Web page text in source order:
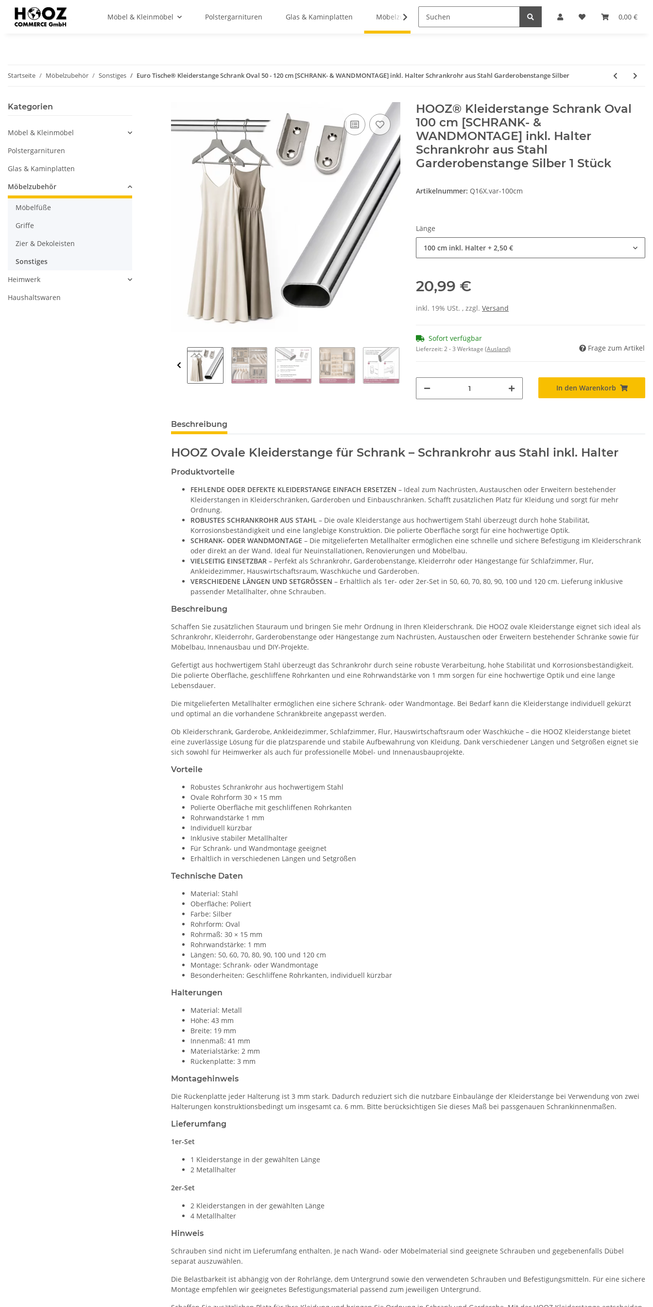
0,00 €
Möbel & Kleinmöbel Polstergarnituren Glas & Kaminplatten Möbelzubehör Haushaltswaren
Startseite Möbelzubehör Sonstiges Euro Tische® Kleiderstange Schrank Oval 50 - 120 cm [SCHRANK- & WANDMONTAGE] inkl. Halter Schrankrohr aus Stahl Garderobenstange Silber
HOOZ® Kleiderstange Schrank Oval
100 cm [SCHRANK- &
WANDMONTAGE] inkl. Halter
Schrankrohr aus Stahl
Garderobenstange Silber 1 Stück
Artikelnummer: Q16X.var-100cm
Länge
100 cm inkl. Halter + 2,50 €
20,99 €
inkl. 19% USt. , zzgl. Versand
Sofort verfügbar
Lieferzeit:2 - 3 Werktage (Ausland) Frage zum Artikel
In den Warenkorb
Beschreibung
HOOZ Ovale Kleiderstange für Schrank – Schrankrohr aus Stahl inkl. Halter
Produktvorteile
FEHLENDE ODER DEFEKTE KLEIDERSTANGE EINFACH ERSETZEN – Ideal zum Nachrüsten, Austauschen oder Erweitern bestehender
Kleiderstangen in Kleiderschränken, Garderoben und Einbauschränken. Schafft zusätzlichen Platz für Kleidung und sorgt für mehr
Ordnung.
ROBUSTES SCHRANKROHR AUS STAHL – Die ovale Kleiderstange aus hochwertigem Stahl überzeugt durch hohe Stabilität,
Korrosionsbeständigkeit und eine langlebige Konstruktion. Die polierte Oberfläche sorgt für eine hochwertige Optik.
SCHRANK- ODER WANDMONTAGE – Die mitgelieferten Metallhalter ermöglichen eine schnelle und sichere Befestigung im Kleiderschrank
oder direkt an der Wand. Ideal für Neuinstallationen, Renovierungen und Möbelbau.
VIELSEITIG EINSETZBAR – Perfekt als Schrankrohr, Garderobenstange, Kleiderrohr oder Hängestange für Schlafzimmer, Flur,
Ankleidezimmer, Hauswirtschaftsraum, Waschküche und Garderoben.
VERSCHIEDENE LÄNGEN UND SETGRÖSSEN – Erhältlich als 1er- oder 2er-Set in 50, 60, 70, 80, 90, 100 und 120 cm. Lieferung inklusive
passender Metallhalter, ohne Schrauben.
Beschreibung
Schaffen Sie zusätzlichen Stauraum und bringen Sie mehr Ordnung in Ihren Kleiderschrank. Die HOOZ ovale Kleiderstange eignet sich ideal als
Schrankrohr, Kleiderrohr, Garderobenstange oder Hängestange zum Nachrüsten, Austauschen oder Erweitern bestehender Schränke sowie für
Möbelbau, Innenausbau und DIY-Projekte.
Gefertigt aus hochwertigem Stahl überzeugt das Schrankrohr durch seine robuste Verarbeitung, hohe Stabilität und Korrosionsbeständigkeit.
Die polierte Oberfläche, geschliffene Rohrkanten und eine Rohrwandstärke von 1 mm sorgen für eine hochwertige Optik und eine lange
Lebensdauer.
Die mitgelieferten Metallhalter ermöglichen eine sichere Schrank- oder Wandmontage. Bei Bedarf kann die Kleiderstange individuell gekürzt
und optimal an die vorhandene Schrankbreite angepasst werden.
Ob Kleiderschrank, Garderobe, Ankleidezimmer, Schlafzimmer, Flur, Hauswirtschaftsraum oder Waschküche – die HOOZ Kleiderstange bietet
eine zuverlässige Lösung für die platzsparende und stabile Aufbewahrung von Kleidung. Dank verschiedener Längen und Setgrößen eignet sie
sich sowohl für Heimwerker als auch für professionelle Möbel- und Innenausbauprojekte.
Vorteile
Robustes Schrankrohr aus hochwertigem Stahl
Ovale Rohrform 30 × 15 mm
Polierte Oberfläche mit geschliffenen Rohrkanten
Rohrwandstärke 1 mm
Individuell kürzbar
Inklusive stabiler Metallhalter
Für Schrank- und Wandmontage geeignet
Erhältlich in verschiedenen Längen und Setgrößen
Technische Daten
Material: Stahl
Oberfläche: Poliert
Farbe: Silber
Rohrform: Oval
Rohrmaß: 30 × 15 mm
Rohrwandstärke: 1 mm
Längen: 50, 60, 70, 80, 90, 100 und 120 cm
Montage: Schrank- oder Wandmontage
Besonderheiten: Geschliffene Rohrkanten, individuell kürzbar
Halterungen
Material: Metall
Höhe: 43 mm
Breite: 19 mm
Innenmaß: 41 mm
Materialstärke: 2 mm
Rückenplatte: 3 mm
Montagehinweis
Die Rückenplatte jeder Halterung ist 3 mm stark. Dadurch reduziert sich die nutzbare Einbaulänge der Kleiderstange bei Verwendung von zwei
Halterungen konstruktionsbedingt um insgesamt ca. 6 mm. Bitte berücksichtigen Sie dieses Maß bei passgenauen Schrankinnenmaßen.
Lieferumfang
1er-Set
1 Kleiderstange in der gewählten Länge
2 Metallhalter
2er-Set
2 Kleiderstangen in der gewählten Länge
4 Metallhalter
Hinweis
Schrauben sind nicht im Lieferumfang enthalten. Je nach Wand- oder Möbelmaterial sind geeignete Schrauben und gegebenenfalls Dübel
separat auszuwählen.
Die Belastbarkeit ist abhängig von der Rohrlänge, dem Untergrund sowie den verwendeten Schrauben und Befestigungsmitteln. Für eine sichere
Montage empfehlen wir geeignetes Befestigungsmaterial passend zum jeweiligen Untergrund.
Kategorien
Möbel & Kleinmöbel
Polstergarnituren
Glas & Kaminplatten
Möbelzubehör
Möbelfüße
Griffe
Zier & Dekoleisten
Sonstiges
Heimwerk
Haushaltswaren